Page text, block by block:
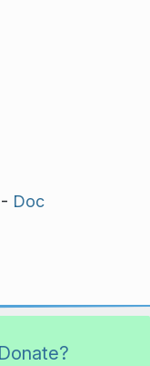
- Doc